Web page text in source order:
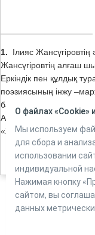
1. Ілияс Жансүгіровтің
Жансүгіровтің алғаш
Еркіндік пен құлдық
поэзиясының інжу
баласының есімі.
Алғаш ұстаздық еткен
«Жас алаш» газетіне
О файлах «Cookie»
Мы используем
для сбора и
использовании
индивидуальной
Нажимая кнопку
сайтом, вы
данных